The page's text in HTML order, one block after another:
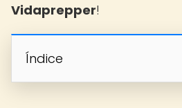
Vidaprepper!
Índice